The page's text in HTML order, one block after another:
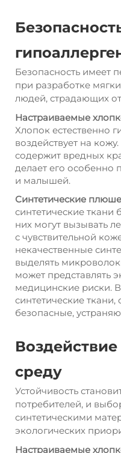
Безопасность имеет
при разработке
людей, страдающих
Настраиваемые
Хлопок естественно
воздействует на
содержит вредных
делает его
и малышей.
Синтетические
синтетические ткани
них могут вызывать
с чувствительной
некачественные
выделять
может представлять
медицинские риски.
синтетические
безопасные,
среду
Устойчивость
потребителей, и
синтетическими
экологических
Настраиваемые